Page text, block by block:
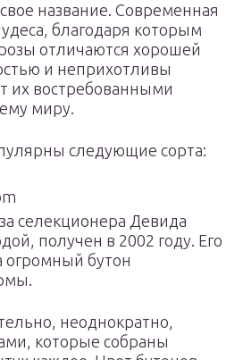
название. Современная
благодаря которым
отличаются хорошей
и неприхотливы
их востребованными
миру.
следующие сорта:
селекционера Девида
получен в 2002 году. Его
огромный бутон
неоднократно,
которые собраны